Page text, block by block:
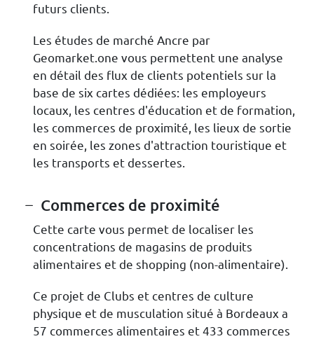
futurs clients.
Les études de marché Ancre par
Geomarket.one vous permettent une analyse
en détail des flux de clients potentiels sur la
base de six cartes dédiées: les employeurs
locaux, les centres d'éducation et de formation,
les commerces de proximité, les lieux de sortie
en soirée, les zones d'attraction touristique et
les transports et dessertes.
Commerces de proximité
Cette carte vous permet de localiser les
concentrations de magasins de produits
alimentaires et de shopping (non-alimentaire).
Ce projet de Clubs et centres de culture
physique et de musculation situé à Bordeaux a
57 commerces alimentaires et 433 commerces